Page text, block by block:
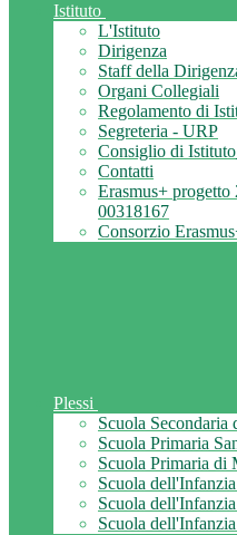
Istituto
L'Istituto
Dirigenza
Staff della
Organi Collegiali
Regolamento di
Segreteria - URP
Consiglio di
Contatti
Erasmus+
00318167
Consorzio
Plessi
Scuola Secondaria
Scuola Primaria
Scuola Primaria di
Scuola
Scuola
Scuola